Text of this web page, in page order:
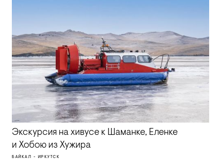
Экскурсия на хивусе к Шаманке, Еленке
и Хобою из Хужира
БАЙКАЛ - ИРКУТСК